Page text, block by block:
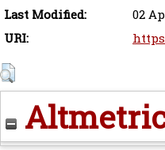
Last Modified:
02
URI: